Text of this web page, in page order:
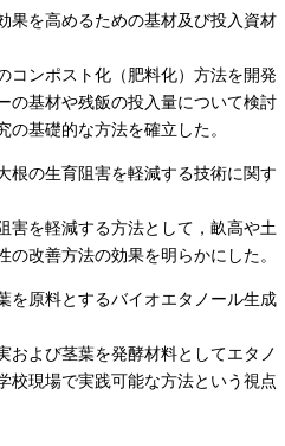
を高めるための基材及び投入資材
ンポスト化（肥料化）方法を開発
の基材や残飯の投入量について検討
の基礎的な方法を確立した。
の生育阻害を軽減する技術に関す
を軽減する方法として，畝高や土
改善方法の効果を明らかにした。
原料とするバイオエタノール生成
よび茎葉を発酵材料としてエタノ
校現場で実践可能な方法という視点